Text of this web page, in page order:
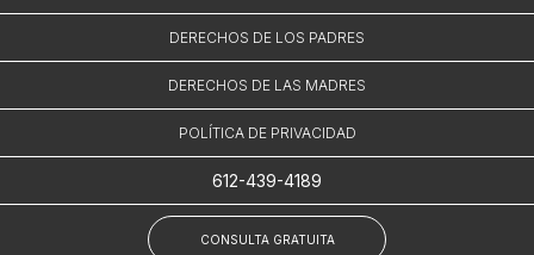
DERECHOS DE LOS PADRES
DERECHOS DE LAS MADRES
POLÍTICA DE PRIVACIDAD
612-439-4189
CONSULTA GRATUITA